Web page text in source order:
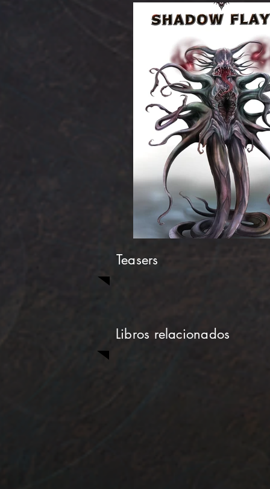
Teasers
Libros relacionados